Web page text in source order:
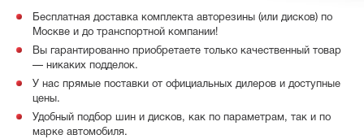
Бесплатная доставка комплекта авторезины (или дисков) по
Москве и до транспортной компании!
Вы гарантированно приобретаете только качественный товар
— никаких подделок.
У нас прямые поставки от официальных дилеров и доступные
цены.
Удобный подбор шин и дисков, как по параметрам, так и по
марке автомобиля.